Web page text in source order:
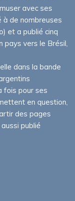
avec ses
à de nombreuses
et a publié cinq
pays vers le Brésil,
dans la bande
fois pour ses
en question,
des pages
publié